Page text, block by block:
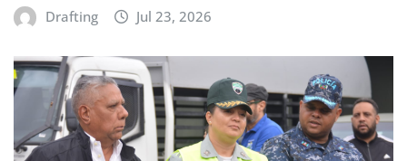
Drafting Jul 23, 2026